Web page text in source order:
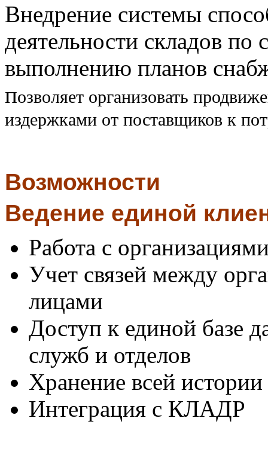
Внедрение системы
деятельности складов
выполнению планов
позволяет организовать
издержками от поставщиков к
Возможности
Ведение единой
Работа с
Учет связей между
лицами
Доступ к единой базе
служб и отделов
Хранение всей
Интеграция с КЛАДР